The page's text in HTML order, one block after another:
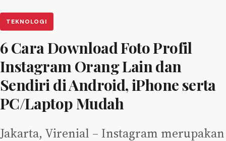
TEKNOLOGI
6 Cara Download Foto Profil
Instagram Orang Lain dan
Sendiri di Android, iPhone serta
PC/Laptop Mudah
Jakarta, Virenial – Instagram merupakan